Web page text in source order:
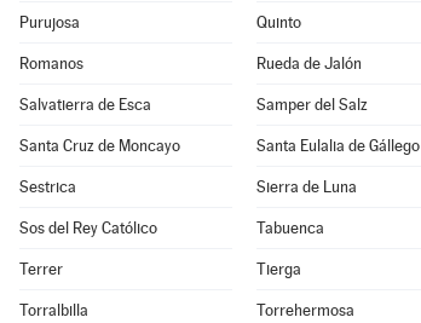
Purujosa Quinto
Romanos Rueda de Jalón
Salvatierra de Esca Samper del Salz
Santa Cruz de Moncayo Santa Eulalia de Gállego
Sestrica Sierra de Luna
Sos del Rey Católico Tabuenca
Terrer Tierga
Torralbilla Torrehermosa